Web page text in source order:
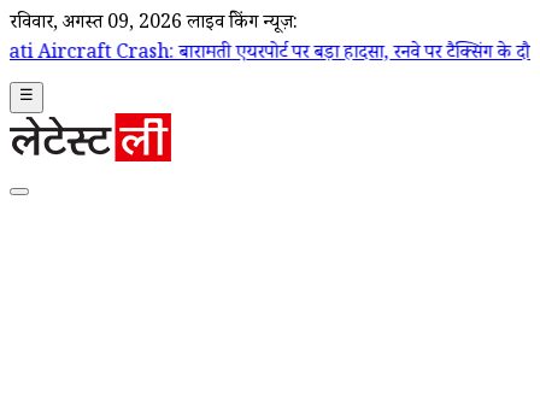
रविवार, अगस्त 09, 2026 लाइव ब्रेकिंग न्यूज़:
बारामती एयरपोर्ट पर बड़ा हादसा, रनवे पर टैक्सिंग के दौरान ट्रेनी
☰